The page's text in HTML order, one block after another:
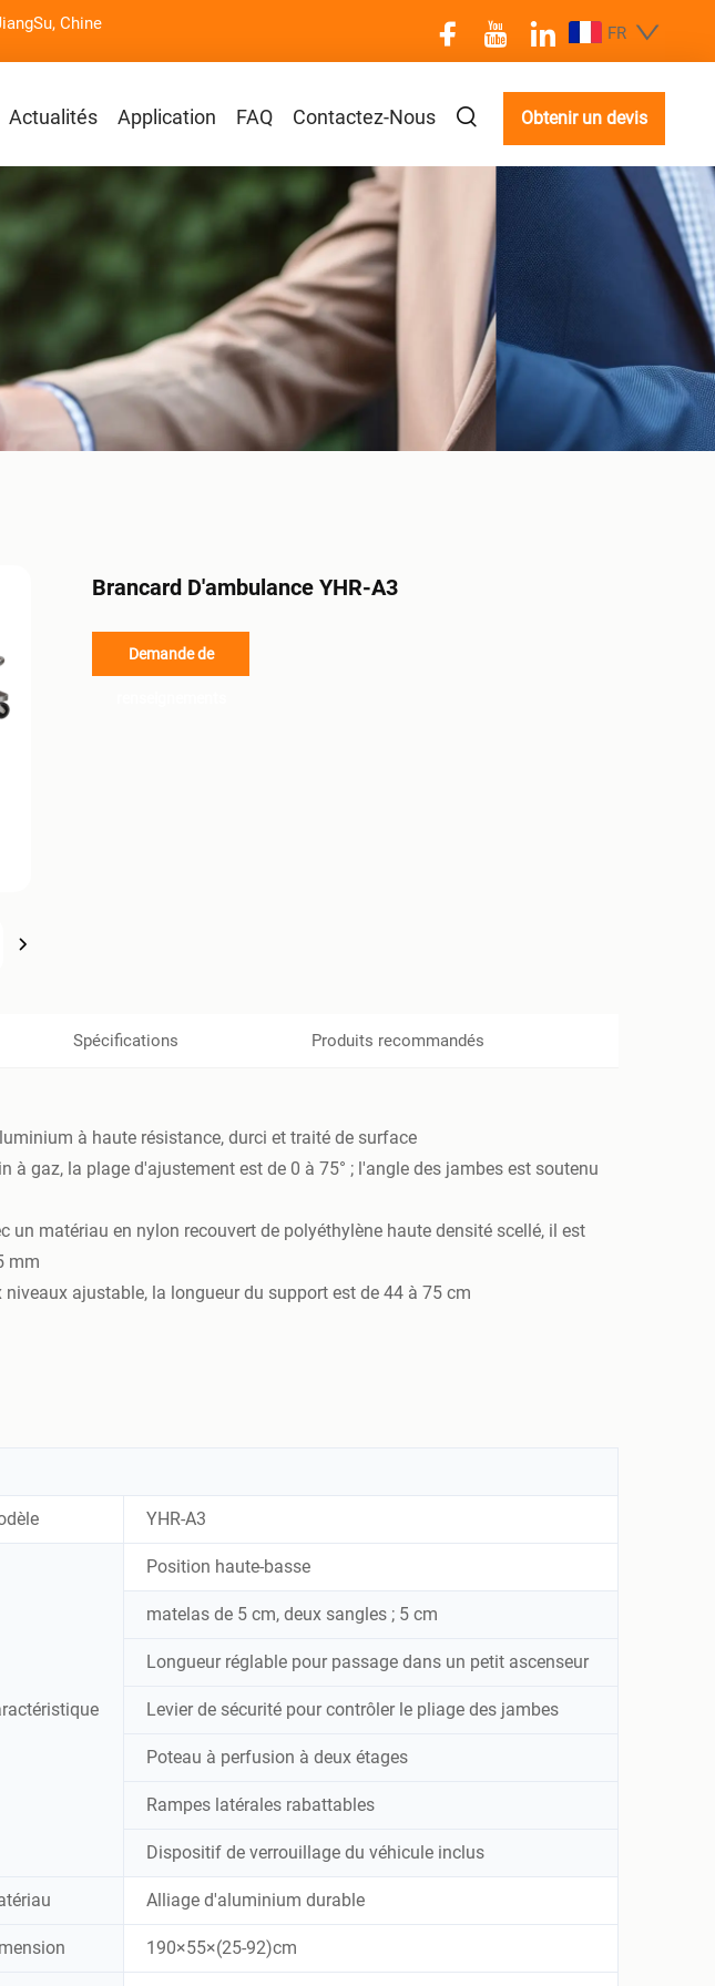
Chine
FR
Actualités Application FAQ Contactez-Nous Obtenir un devis
Brancard D'ambulance YHR-A3
Demande de
Spécifications Produits recommandés
à haute résistance, durci et traité de surface
à gaz, la plage d'ajustement est de 0 à 75° ; l'angle des jambes est soutenu
un matériau en nylon recouvert de polyéthylène haute densité scellé, il est
mm
ajustable, la longueur du support est de 44 à 75 cm
YHR-A3
Position haute-basse
matelas de 5 cm, deux sangles ; 5 cm
Longueur réglable pour passage dans un petit ascenseur
Levier de sécurité pour contrôler le pliage des jambes
Poteau à perfusion à deux étages
Rampes latérales rabattables
Dispositif de verrouillage du véhicule inclus
Alliage d'aluminium durable
190×55×(25-92)cm